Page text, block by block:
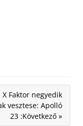
X Faktor negyedik
vesztese: Apolló
23 :Következő »